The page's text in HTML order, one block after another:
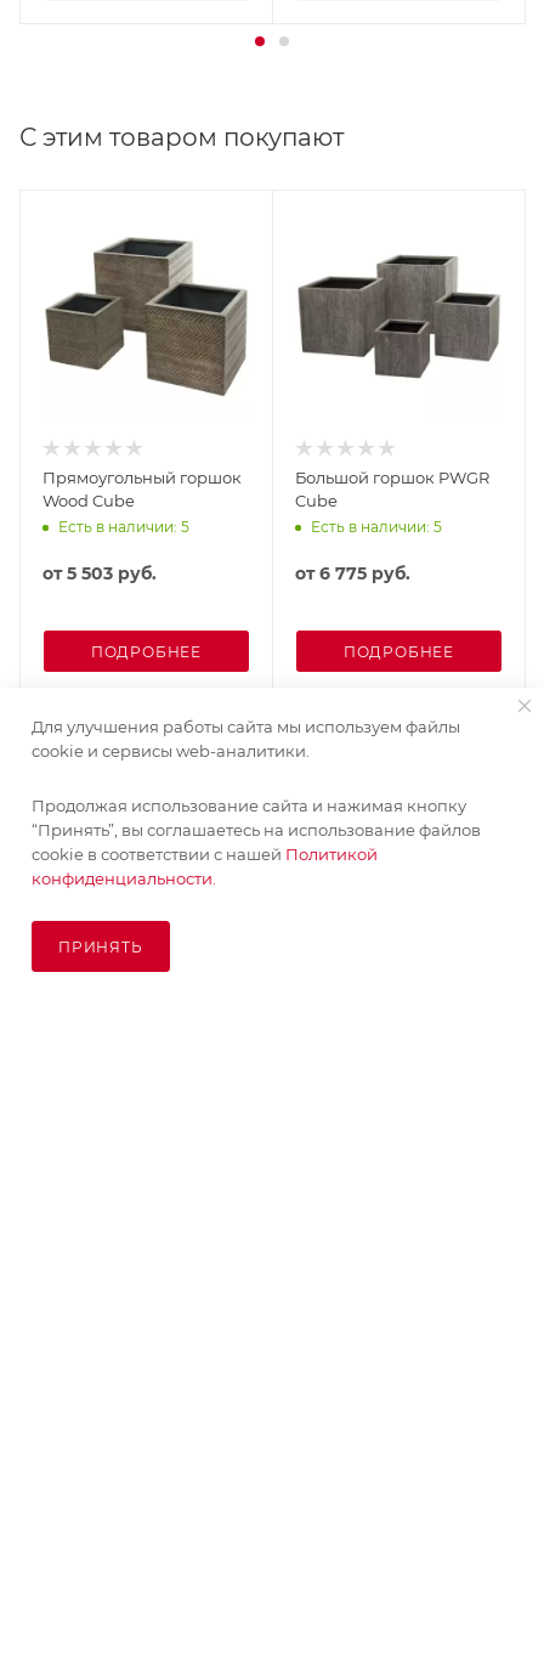
С этим товаром покупают
Прямоугольный горшок
Wood Cube
Есть в наличии: 5
от5 503 руб.
ПОДРОБНЕЕ
Большой горшок PWGR
Cube
Есть в наличии: 5
от6 775 руб.
ПОДРОБНЕЕ
Для улучшения работы сайта мы используем файлы
cookie и сервисы web-аналитики.
Продолжая использование сайта и нажимая кнопку
“Принять”, вы соглашаетесь на использование файлов
cookie в соответствии с нашей Политикой
конфиденциальности.
ПРИНЯТЬ